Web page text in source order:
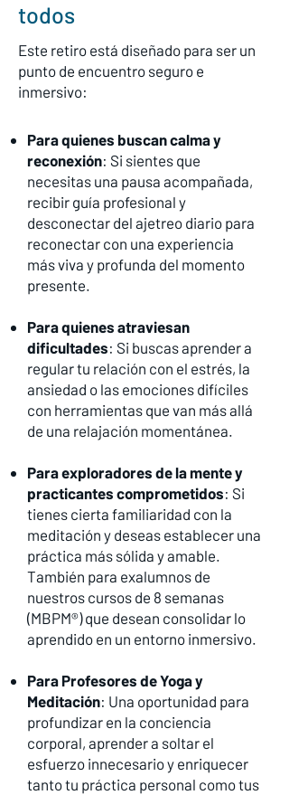
todos
Este retiro está diseñado para ser un
punto de encuentro seguro e
inmersivo:
Para quienes buscan calma y
reconexión: Si sientes que
necesitas una pausa acompañada,
recibir guía profesional y
desconectar del ajetreo diario para
reconectar con una experiencia
más viva y profunda del momento
presente.
Para quienes atraviesan
dificultades: Si buscas aprender a
regular tu relación con el estrés, la
ansiedad o las emociones difíciles
con herramientas que van más allá
de una relajación momentánea.
Para exploradores de la mente y
practicantes comprometidos: Si
tienes cierta familiaridad con la
meditación y deseas establecer una
práctica más sólida y amable.
También para exalumnos de
nuestros cursos de 8 semanas
(MBPM®) que desean consolidar lo
aprendido en un entorno inmersivo.
Para Profesores de Yoga y
Meditación: Una oportunidad para
profundizar en la conciencia
corporal, aprender a soltar el
esfuerzo innecesario y enriquecer
tanto tu práctica personal como tus